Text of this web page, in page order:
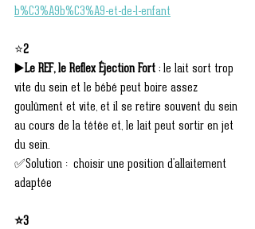
b%C3%A9b%C3%A9-et-de-l-enfant
⭐2
▶️Le REF, le Reflex Éjection Fort ; le lait sort trop
vite du sein et le bébé peut boire assez
goulûment et vite, et il se retire souvent du sein
au cours de la tétée et, le lait peut sortir en jet
du sein.
✅Solution :  choisir une position d'allaitement
adaptée
⭐3